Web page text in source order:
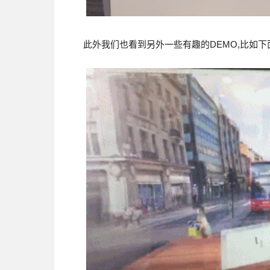
此外我们也看到另外一些有趣的DEMO,比如下